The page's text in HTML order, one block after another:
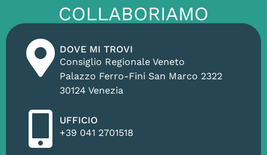
COLLABORIAMO
DOVE MI TROVI
Consiglio Regionale Veneto
Palazzo Ferro-Fini San Marco 2322
30124 Venezia
UFFICIO
+39 041 2701518